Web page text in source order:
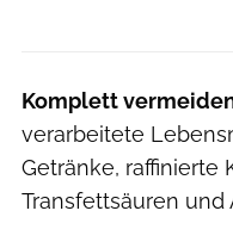
Komplett
verarbeitete
Getränke, raffinierte
Transfettsäuren und